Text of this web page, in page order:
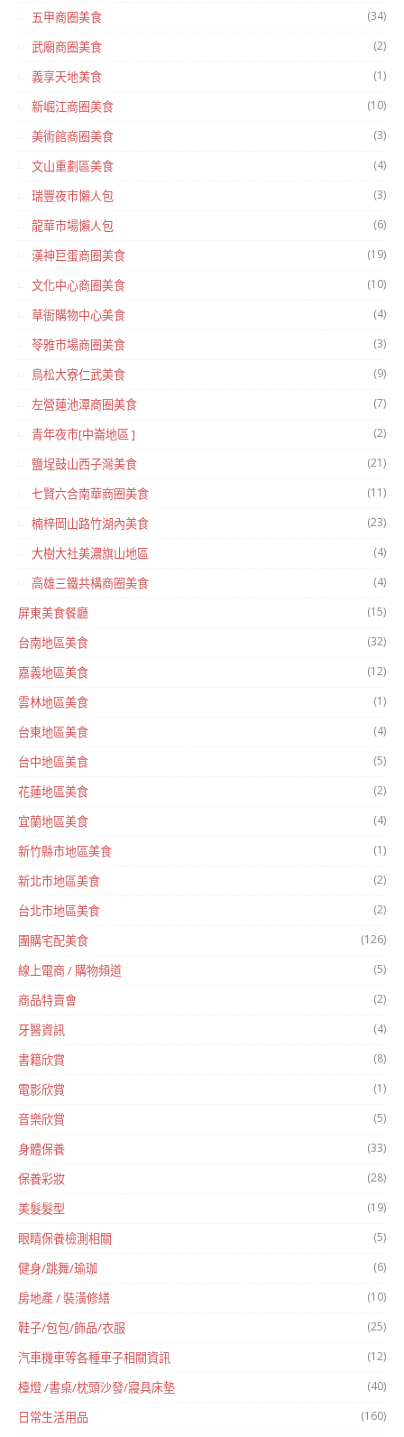
五甲商圈美食 (34)
武廟商圈美食 (2)
義享天地美食 (1)
新崛江商圈美食 (10)
美術館商圈美食 (3)
文山重劃區美食 (4)
瑞豐夜市懶人包 (3)
龍華市場懶人包 (6)
漢神巨蛋商圈美食 (19)
文化中心商圈美食 (10)
草衙購物中心美食 (4)
苓雅市場商圈美食 (3)
鳥松大寮仁武美食 (9)
左營蓮池潭商圈美食 (7)
青年夜市[中崙地區 ] (2)
鹽埕鼓山西子灣美食 (21)
七賢六合南華商圈美食 (11)
楠梓岡山路竹湖內美食 (23)
大樹大社美濃旗山地區 (4)
高雄三鐵共構商圈美食 (4)
屏東美食餐廳 (15)
台南地區美食 (32)
嘉義地區美食 (12)
雲林地區美食 (1)
台東地區美食 (4)
台中地區美食 (5)
花蓮地區美食 (2)
宜蘭地區美食 (4)
新竹縣市地區美食 (1)
新北市地區美食 (2)
台北市地區美食 (2)
團購宅配美食 (126)
線上電商 / 購物頻道 (5)
商品特賣會 (2)
牙醫資訊 (4)
書籍欣賞 (8)
電影欣賞 (1)
音樂欣賞 (5)
身體保養 (33)
保養彩妝 (28)
美髮髮型 (19)
眼睛保養檢測相關 (5)
健身/跳舞/瑜珈 (6)
房地產 / 裝潢修繕 (10)
鞋子/包包/飾品/衣服 (25)
汽車機車等各種車子相關資訊 (12)
檯燈 /書桌/枕頭沙發/寢具床墊 (40)
日常生活用品 (160)